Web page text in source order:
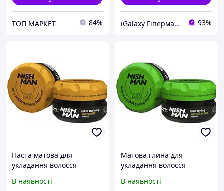
ТОП МАРКЕТ 84% iGalaxy Гіпермаркет подарунків 93%
Паста матова для
укладання волосся
Defining Pastе М1 30 мл
В наявності
Матова глина для
укладання волосся
Styling Wax M2 100 мл
В наявності